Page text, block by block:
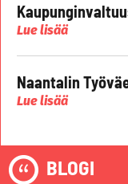
Lue lisää
Naantalin
Lue lisää
BLOGI